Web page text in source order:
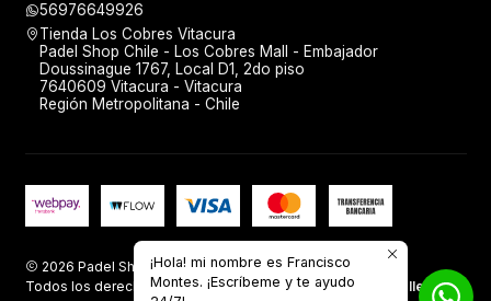
56976649926
Tienda Los Cobres Vitacura
Padel Shop Chile - Los Cobres Mall - Embajador
Doussinague 1767, Local D1, 2do piso
7640609 Vitacura - Vitacura
Región Metropolitana - Chile
2026 Padel Shop Chile.
Todos los derechos reservados.Desarrollado por Jumpseller
¡Hola! mi nombre es Francisco
Montes. ¡Escríbeme y te ayudo